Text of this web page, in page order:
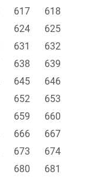
617
618
624
625
631
632
638
639
645
646
652
653
659
660
666
667
673
674
680
681